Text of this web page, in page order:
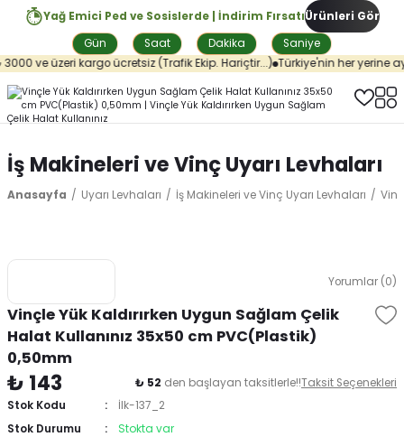
Yağ Emici Ped ve Sosislerde | İndirim Fırsatı
Gün
Saat Dakika Saniye
Ürünleri Gör
ve üzeri kargo ücretsiz (Trafik Ekip. Hariçtir...) Türkiye'nin her yerine
İş Makineleri ve Vinç Uyarı Levhaları
Anasayfa Uyarı Levhaları İş Makineleri ve Vinç Uyarı Levhaları
Yorumlar (0)
Vinçle Yük Kaldırırken Uygun Sağlam Çelik
Halat Kullanınız 35x50 cm PVC(Plastik)
0,50mm
₺ 143 ₺ 52 den başlayan taksitlerle!!Taksit Seçenekleri
Stok Kodu
İlk-137_2
Stok Durumu
Stokta var